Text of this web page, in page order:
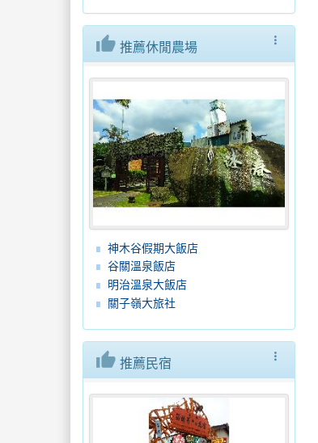
more_vert
thumb_up 推薦休閒農場
神木谷假期大飯店
谷關溫泉飯店
明治溫泉大飯店
關子嶺大旅社
more_vert
thumb_up 推薦民宿